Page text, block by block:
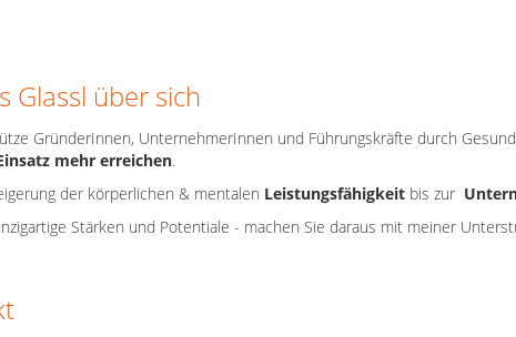
Glassl über sich
GründerInnen, UnternehmerInnen und Führungskräfte durch
mehr erreichen.
der körperlichen & mentalen Leistungsfähigkeitbis zur
Stärken und Potentiale - machen Sie daraus mit meiner